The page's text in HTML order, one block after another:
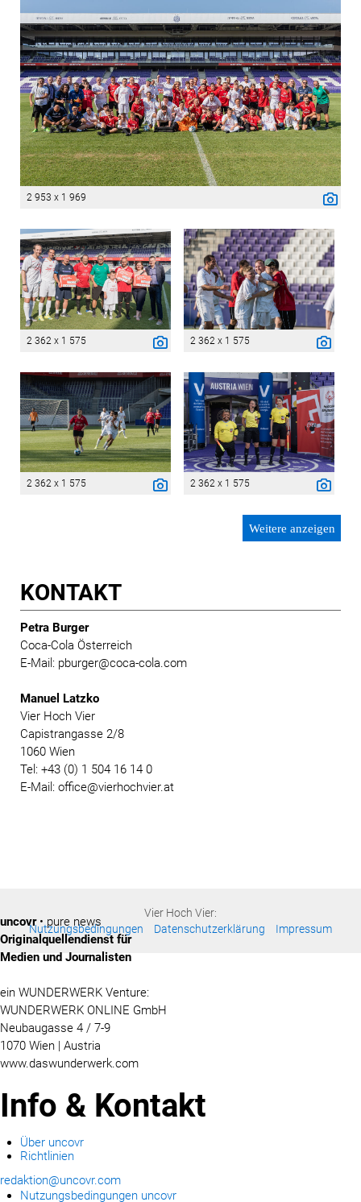
2 953 x 1 969
2 362 x 1 575 2 362 x 1 575
2 362 x 1 575 2 362 x 1 575
Weitere anzeigen
KONTAKT
Petra Burger
Coca-Cola Österreich
E-Mail: pburger@coca-cola.com
Manuel Latzko
Vier Hoch Vier
Capistrangasse 2/8
1060 Wien
Tel: +43 (0) 1 504 16 14 0
E-Mail: office@vierhochvier.at
Vier Hoch Vier:
Nutzungsbedingungen
Datenschutzerklärung Impressum
uncovr• pure news
Originalquellendienst für
Medien und Journalisten
ein WUNDERWERK Venture:
WUNDERWERK ONLINE GmbH
Neubaugasse 4 / 7-9
1070 Wien | Austria
www.daswunderwerk.com
Info & Kontakt
Über uncovr
Richtlinien
redaktion@uncovr.com
Nutzungsbedingungen uncovr